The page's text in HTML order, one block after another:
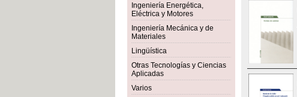
Ingeniería Energética,
Eléctrica y Motores
Ingeniería Mecánica y de
Materiales
Lingüística
Otras Tecnologías y Ciencias
Aplicadas
Varios